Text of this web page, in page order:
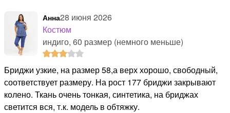
Анна28 июня 2026
Костюм
индиго, 60 размер (немного меньше)
Бриджи узкие, на размер 58,а верх хорошо, свободный,
соответствует размеру. На рост 177 бриджи закрывают
колено. Ткань очень тонкая, синтетика, на бриджах
светится вся, т.к. модель в обтяжку.